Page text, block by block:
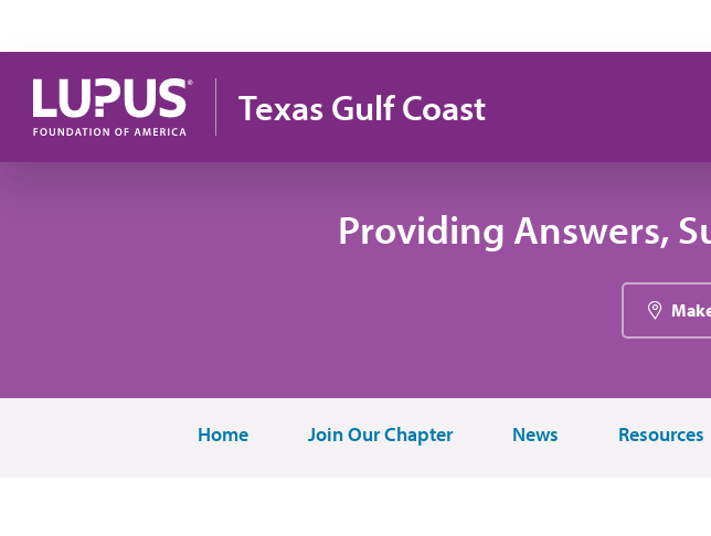
Texas Gulf Coast
Providing Answers,
Home Join Our Chapter News Resources